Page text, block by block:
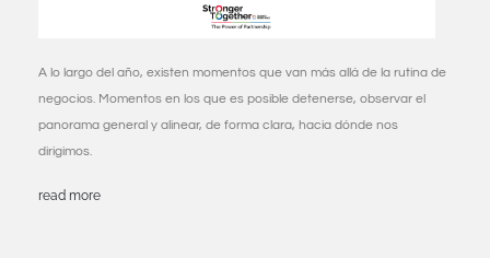
A lo largo del año, existen momentos que van más allá de la rutina de
negocios. Momentos en los que es posible detenerse, observar el
panorama general y alinear, de forma clara, hacia dónde nos
dirigimos.
read more